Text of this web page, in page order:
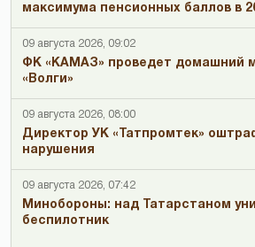
максимума пенсионных баллов в
09 августа 2026, 09:02
ФК «КАМАЗ» проведет домашний
«Волги»
09 августа 2026, 08:00
Директор УК «Татпромтек»
нарушения
09 августа 2026, 07:42
Минобороны: над Татарстаном
беспилотник